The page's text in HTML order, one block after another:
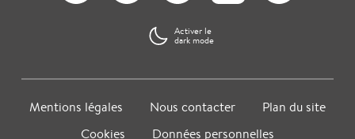
Activer le
dark mode
Mentions légales Nous contacter
Plan du site
Cookies
Données personnelles